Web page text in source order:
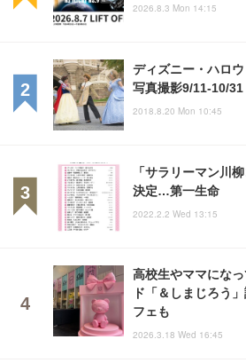
2026.8.3 Mon 14:15
ディズニー・ハロ
写真撮影9/11-10/31
2018.8.20 Mon 10:45
「サラリーマン川
決定…第一生命
2022.2.2 Wed 13:15
高校生やママにな
ド「＆しまじろう
フェも
2026.3.18 Wed 16:45